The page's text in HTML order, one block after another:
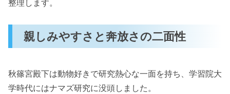
整理します。
親しみやすさと奔放さの二面性
秋篠宮殿下は動物好きで研究熱心な一面を持ち、学習院大
学時代にはナマズ研究に没頭しました。